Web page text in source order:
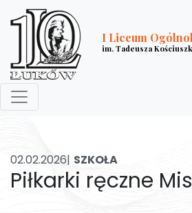
I Liceum
im. Tadeusza
02.02.2026| SZKOŁA
Piłkarki ręczne